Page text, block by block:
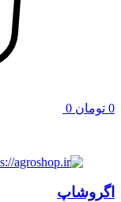
0 تومان 0
اگروشاپ